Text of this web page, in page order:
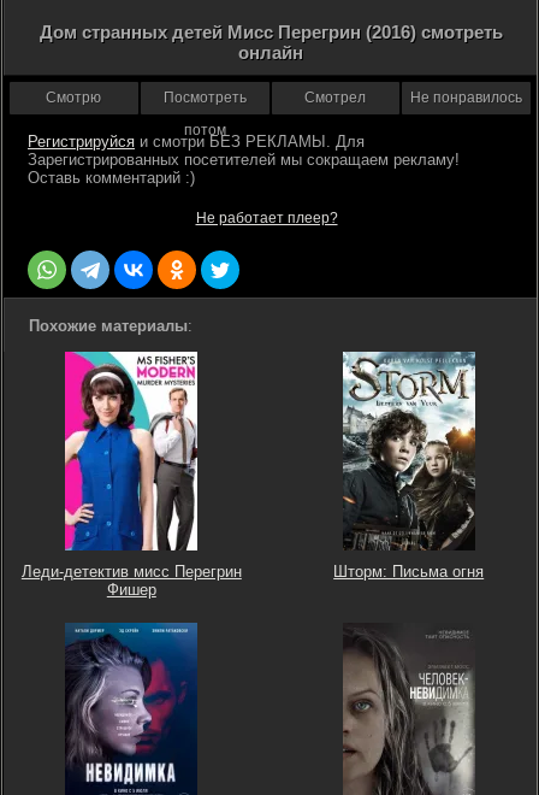
Дом странных детей Мисс Перегрин (2016) смотреть
онлайн
Смотрю
Посмотреть
потом
Смотрел Не понравилось
Регистрируйся
Не работает плеер?
Похожие материалы:
Леди-детектив мисс Перегрин
Фишер
Шторм: Письма огня